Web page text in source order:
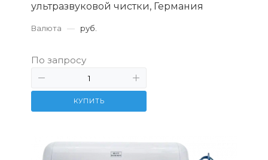
ультразвуковой чистки, Германия
Валюта — руб.
По запросу
КУПИТЬ